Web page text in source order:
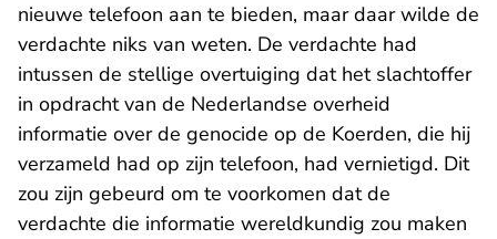
nieuwe telefoon aan te bieden, maar daar wilde de
verdachte niks van weten. De verdachte had
intussen de stellige overtuiging dat het slachtoffer
in opdracht van de Nederlandse overheid
informatie over de genocide op de Koerden, die hij
verzameld had op zijn telefoon, had vernietigd. Dit
zou zijn gebeurd om te voorkomen dat de
verdachte die informatie wereldkundig zou maken